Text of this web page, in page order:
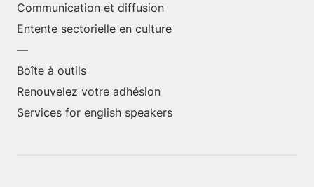
Communication et diffusion
Entente sectorielle en culture
—
Boîte à outils
Renouvelez votre adhésion
Services for english speakers